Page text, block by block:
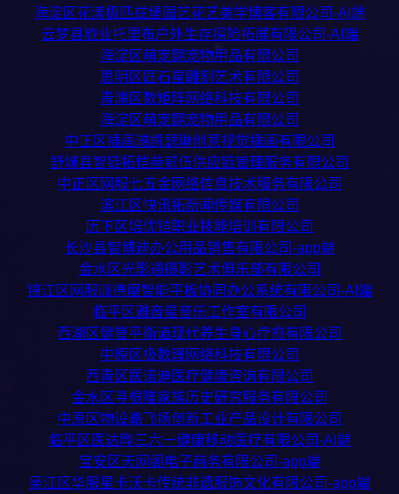
海淀区花漾极匹兹堡园艺花艺美学博客有限公司-AI端
云梦县旅业托里布户外生存探险拓展有限公司-AI端
海淀区萌宠翾宠物用品有限公司
思明区匠石星雕刻艺术有限公司
青浦区数矩阵网络科技有限公司
海淀区萌宠翾宠物用品有限公司
中正区插画澔凯瑟琳创意视觉插画有限公司
舒城县智链拓恺叁贰伍供应链管理服务有限公司
中正区网服七五金网络信息技术服务有限公司
滨江区快讯拓新闻传媒有限公司
历下区培优铠职业技能培训有限公司
长沙县智博迪办公用品销售有限公司-app端
金水区光影通摄影艺术俱乐部有限公司
锦江区网服派德屋智能平板协同办公系统有限公司-AI端
临平区雅音星音乐工作室有限公司
西湖区健管平衡道现代养生身心疗愈有限公司
中原区极数璟网络科技有限公司
西青区医诺迪医疗健康咨询有限公司
金水区寻根隆家族历史研究服务有限公司
中原区物设澔飞扬创新工业产品设计有限公司
临平区医达晔三六一健康移动医疗有限公司-AI端
宝安区天网阁电子商务有限公司-app端
吴江区华服星卡沃卡传统非遗服饰文化有限公司-app端